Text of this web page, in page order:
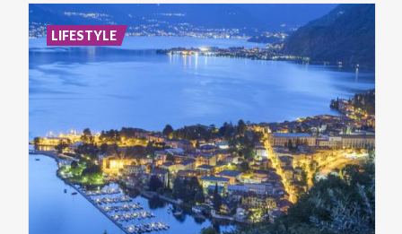
LIFESTYLE